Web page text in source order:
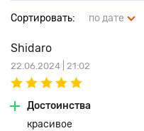
Сортировать: по дате
Shidaro
22.06.2024 | 21:02
Достоинства
красивое